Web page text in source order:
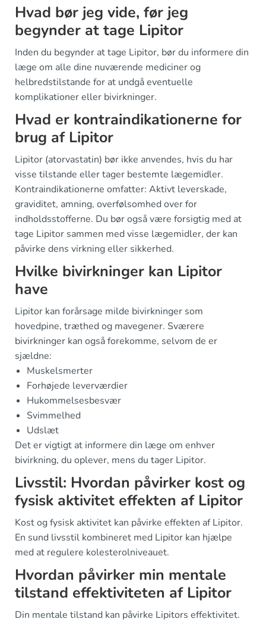
Hvad bør jeg vide, før jeg
begynder at tage Lipitor
Inden du begynder at tage Lipitor, bør du informere din
læge om alle dine nuværende mediciner og
helbredstilstande for at undgå eventuelle
komplikationer eller bivirkninger.
Hvad er kontraindikationerne for
brug af Lipitor
Lipitor (atorvastatin) bør ikke anvendes, hvis du har
visse tilstande eller tager bestemte lægemidler.
Kontraindikationerne omfatter: Aktivt leverskade,
graviditet, amning, overfølsomhed over for
indholdsstofferne. Du bør også være forsigtig med at
tage Lipitor sammen med visse lægemidler, der kan
påvirke dens virkning eller sikkerhed.
Hvilke bivirkninger kan Lipitor
have
Lipitor kan forårsage milde bivirkninger som
hovedpine, træthed og mavegener. Sværere
bivirkninger kan også forekomme, selvom de er
sjældne:
Muskelsmerter
Forhøjede leverværdier
Hukommelsesbesvær
Svimmelhed
Udslæt
Det er vigtigt at informere din læge om enhver
bivirkning, du oplever, mens du tager Lipitor.
Livsstil: Hvordan påvirker kost og
fysisk aktivitet effekten af Lipitor
Kost og fysisk aktivitet kan påvirke effekten af Lipitor.
En sund livsstil kombineret med Lipitor kan hjælpe
med at regulere kolesterolniveauet.
Hvordan påvirker min mentale
tilstand effektiviteten af Lipitor
Din mentale tilstand kan påvirke Lipitors effektivitet.